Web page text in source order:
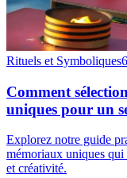
Rituels et Symboliques6
Comment
uniques pour un
Explorez notre guide
mémoriaux uniques
et créativité.